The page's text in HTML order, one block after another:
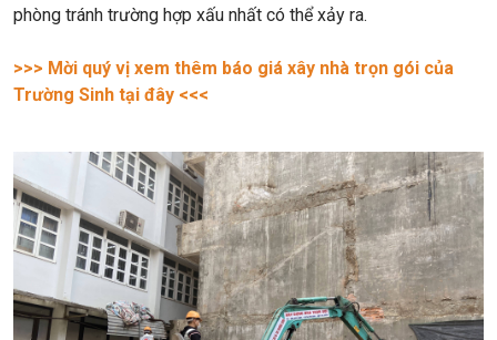
phòng tránh trường hợp xấu nhất có thể xảy ra.
>>> Mời quý vị xem thêm báo giá xây nhà trọn gói của
Trường Sinh tại đây <<<